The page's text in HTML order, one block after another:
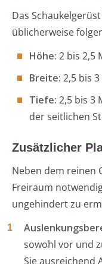
Das
üblicherweise
Höhe: 2 bis 2,5
Breite: 2,5 bis
Tiefe: 2,5 bis 3
der seitlichen
Zusätzlicher
Neben dem reinen
Freiraum
ungehindert zu
sowohl vor und
Sie ausreichend